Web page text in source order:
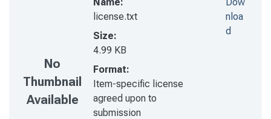
No
Thumbnail
Available
license.txt
Size:
4.99 KB
Format:
Item-specific license
agreed upon to
submission
nloa
d